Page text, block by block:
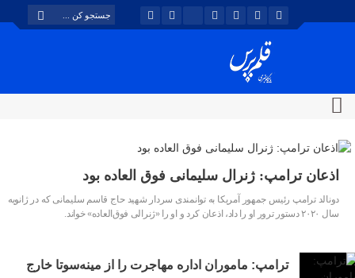
اذعان ترامپ: ژنرال سلیمانی فوق العاده بود
دونالد ترامپ رئیس جمهور آمریکا به توانمندی سردار شهید حاج قاسم سلیمانی که در ژانویه
سال ۲۰۲۰ دستور ترور او را داد، اذعان کرد و او را «ژنرالی فوق‌العاده» خواند.
ترامپ: ماموران اداره مهاجرت را از مینه‌سوتا خارج